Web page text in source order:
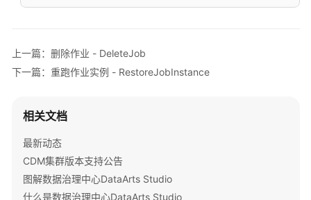
改
-
UpdateJob
询
列
表
-
上一篇：删除作业 - DeleteJob
下一篇：重跑作业实例 - RestoreJobInstance
相关文档
最新动态
CDM集群版本支持公告
图解数据治理中心DataArts Studio
什么是数据治理中心DataArts Studio